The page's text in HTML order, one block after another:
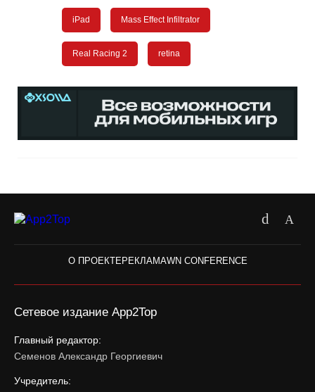
iPad Mass Effect Infiltrator
Real Racing 2 retina
О ПРОЕКТЕРЕКЛАМАWN CONFERENCE
Сетевое издание App2Top
Главный редактор:
Семенов Александр Георгиевич
Учредитель: